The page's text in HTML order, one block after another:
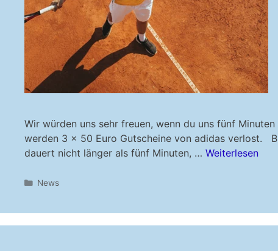
Wir würden uns sehr freuen, wenn du uns fünf
werden 3 x 50 Euro Gutscheine von adidas verlost.
dauert nicht länger als fünf Minuten, … Weiterlesen
Kategorien
News